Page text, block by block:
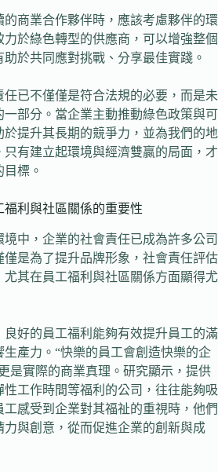
的商業合作夥伴時，應該考慮夥伴的環
於綠色轉型的供應商，可以增強整個
於共同應對挑戰、分享最佳實踐。
已不僅僅是符合法規的必要，而是未
部分。當企業主動推動綠色政策與可
提升其長期的競爭力，並為我們的地
有建立起環境與經濟雙贏的局面，才
標。
利與社區關係的重要性
中，企業的社會責任已成為許多公司
是為了提升品牌形象，社會責任評估
尤其在員工福利與社區關係方面顯得尤
良好的員工福利能夠有效提升員工的滿
產力。“快樂的員工會創造快樂的企
是實際的商業真理。研究顯示，提供
工作時間等福利的公司，往往能夠吸
感受到企業對其福祉的重視時，他們
與創意，從而促進企業的創新與成